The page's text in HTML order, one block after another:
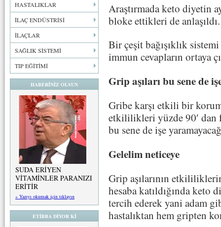
HASTALIKLAR
İLAÇ ENDÜSTRİSİ
İLAÇLAR
SAĞLIK SİSTEMİ
TIP EĞİTİMİ
HABERİNİZ OLSUN
SUDA ERİYEN
VİTAMİNLER PARANIZI
ERİTİR
» Yazıyı okumak için tıklayın
ETİBBA DİYOR Kİ
Araştırmada keto diyetin
bloke ettikleri de anlaşıldı.
Bir çeşit bağışıklık
immun cevapların ortaya
Grip aşıları bu sene de
Gribe karşı etkili bir
etkililikleri yüzde 90′ dan
bu sene de işe
Gelelim neticeye
Grip aşılarının
hesaba katıldığında
tercih ederek yani adam
hastalıktan hem gripten